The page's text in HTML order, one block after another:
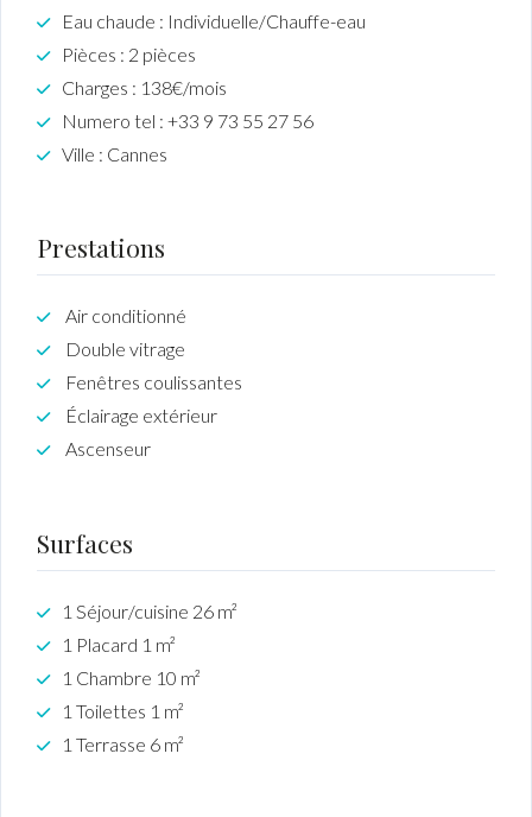
Eau chaude : Individuelle/Chauffe-eau
Pièces : 2 pièces
Charges : 138€/mois
Numero tel : +33 9 73 55 27 56
Ville : Cannes
Prestations
Air conditionné
Double vitrage
Fenêtres coulissantes
Éclairage extérieur
Ascenseur
Surfaces
1 Séjour/cuisine 26 m²
1 Placard 1 m²
1 Chambre 10 m²
1 Toilettes 1 m²
1 Terrasse 6 m²